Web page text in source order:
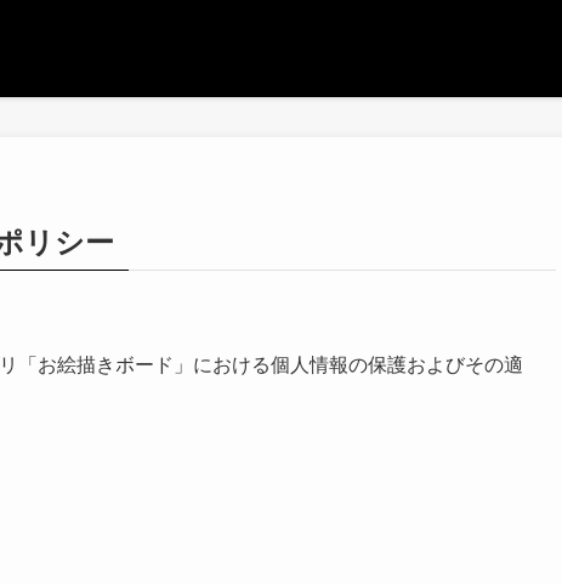
リシー
「お絵描きボード」における個人情報の保護およびその適